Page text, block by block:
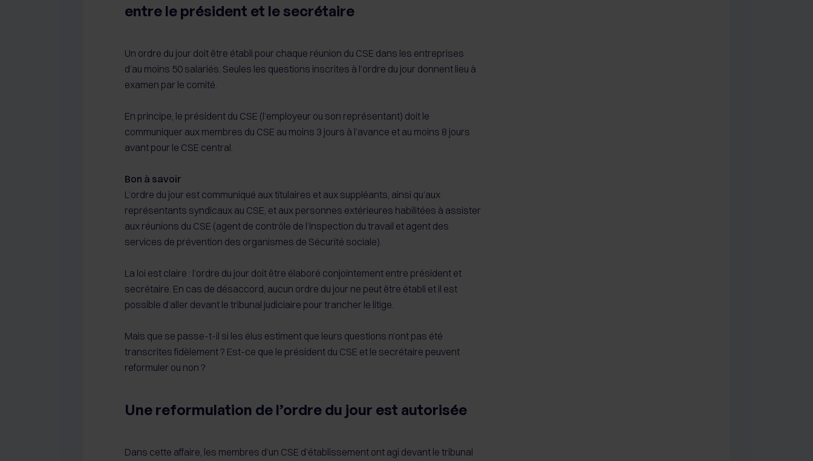
entre le président et le secrétaire
Un ordre du jour doit être établi pour chaque réunion du CSE dans les entreprises
d’au moins 50 salariés. Seules les questions inscrites à l’ordre du jour donnent lieu à
examen par le comité.
En principe, le président du CSE (l’employeur ou son représentant) doit le
communiquer aux membres du CSE au moins 3 jours à l’avance et au moins 8 jours
avant pour le CSE central.
Bon à savoir
L’ordre du jour est communiqué aux titulaires et aux suppléants, ainsi qu’aux
représentants syndicaux au CSE, et aux personnes extérieures habilitées à assister
aux réunions du CSE (agent de contrôle de l’inspection du travail et agent des
services de prévention des organismes de Sécurité sociale).
La loi est claire : l’ordre du jour doit être élaboré conjointement entre président et
secrétaire. En cas de désaccord, aucun ordre du jour ne peut être établi et il est
possible d’aller devant le tribunal judiciaire pour trancher le litige.
Mais que se passe-t-il si les élus estiment que leurs questions n’ont pas été
transcrites fidèlement ? Est-ce que le président du CSE et le secrétaire peuvent
reformuler ou non ?
Une reformulation de l’ordre du jour est autorisée
Dans cette affaire, les membres d’un CSE d’établissement ont agi devant le tribunal